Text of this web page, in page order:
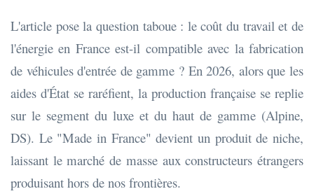
L'article pose la question taboue : le coût du travail et de
l'énergie en France est-il compatible avec la fabrication
de véhicules d'entrée de gamme ? En 2026, alors que les
aides d'État se raréfient, la production française se replie
sur le segment du luxe et du haut de gamme (Alpine,
DS). Le "Made in France" devient un produit de niche,
laissant le marché de masse aux constructeurs étrangers
produisant hors de nos frontières.